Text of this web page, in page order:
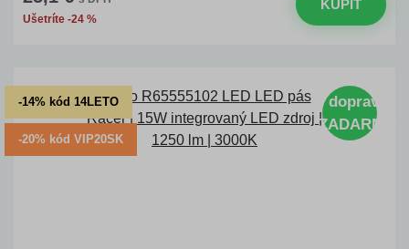
Ušetríte -24 %
KÚPIŤ
-14% kód 14LETO
-20% kód VIP20SK
doprava
ZADARMO